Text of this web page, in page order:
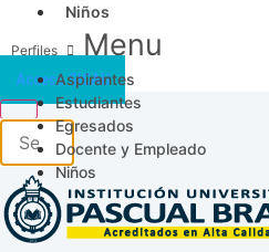
Niños
Menu
Aspirantes
Estudiantes
Egresados
Docente y Empleado
Niños
Acceso SICAU